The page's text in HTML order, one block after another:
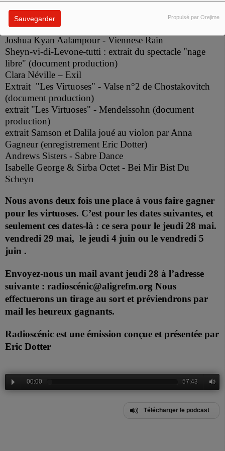
Sauvegarder Propulsé par Orejime
Bande Annonce Nage Libre (document production)
Joshua Kyan Aalampour - Viennese Rain
Sheyn-vi-di-Levone-tutti : extrait du spectacle "nage
libre" (document production)
Clara Néville – Exil
Extrait "Les Virtuoses" - Valse n°2 de Chostakovitch
(document production)
extrait "Les Virtuoses" - Mendelssohn (document
production)
extrait Samson et Dalila joué au violon par Anna
Gagneur (enregistrement Eric Dotter)
Andrews Sisters - Sabre Dance
Isabelle George & Sirba Octet - Bei Mir Bist Du
Scheyn
Nous avons deux fois une place à vous faire gagner
pour les virtuoses. C’est pour les dates suivantes, et
seulement ces dates-là : ce sera pour le jeudi 28 mai.
vendredi 29 mai, le jeudi 4 juin ou le vendredi 5
juin .
Envoyez-nous un mail avant jeudi 28 à l’adresse
suivante : radioscénic@aligrefm.org Nous
effectuerons un tirage au sort et préviendrons par
mail les heureux gagnants.
Radioscénic est une émission conçue et présentée par
Eric Dotter
00:00 57:43
Télécharger le podcast